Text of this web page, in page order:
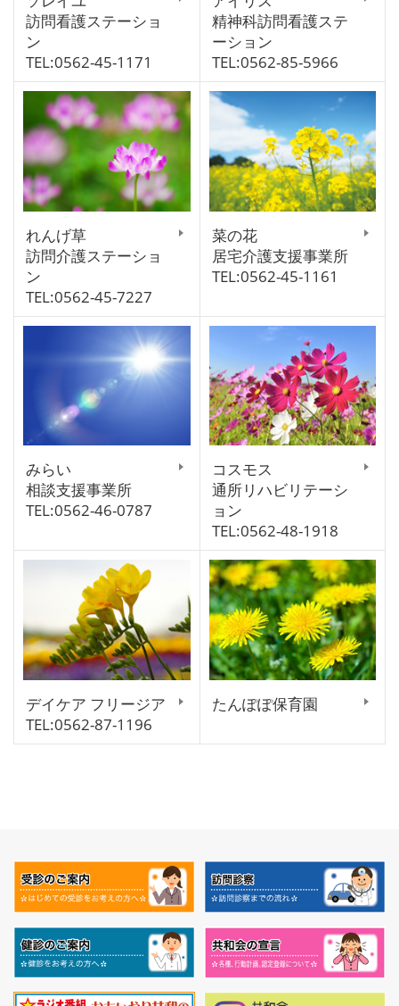
訪問看護ステーショ
ン
TEL:0562-45-1171
精神科訪問看護ステ
ーション
TEL:0562-85-5966
れんげ草
訪問介護ステーショ
ン
TEL:0562-45-7227
菜の花
居宅介護支援事業所
TEL:0562-45-1161
みらい
相談支援事業所
TEL:0562-46-0787
コスモス
通所リハビリテーシ
ョン
TEL:0562-48-1918
デイケア フリージア
TEL:0562-87-1196
たんぽぽ保育園